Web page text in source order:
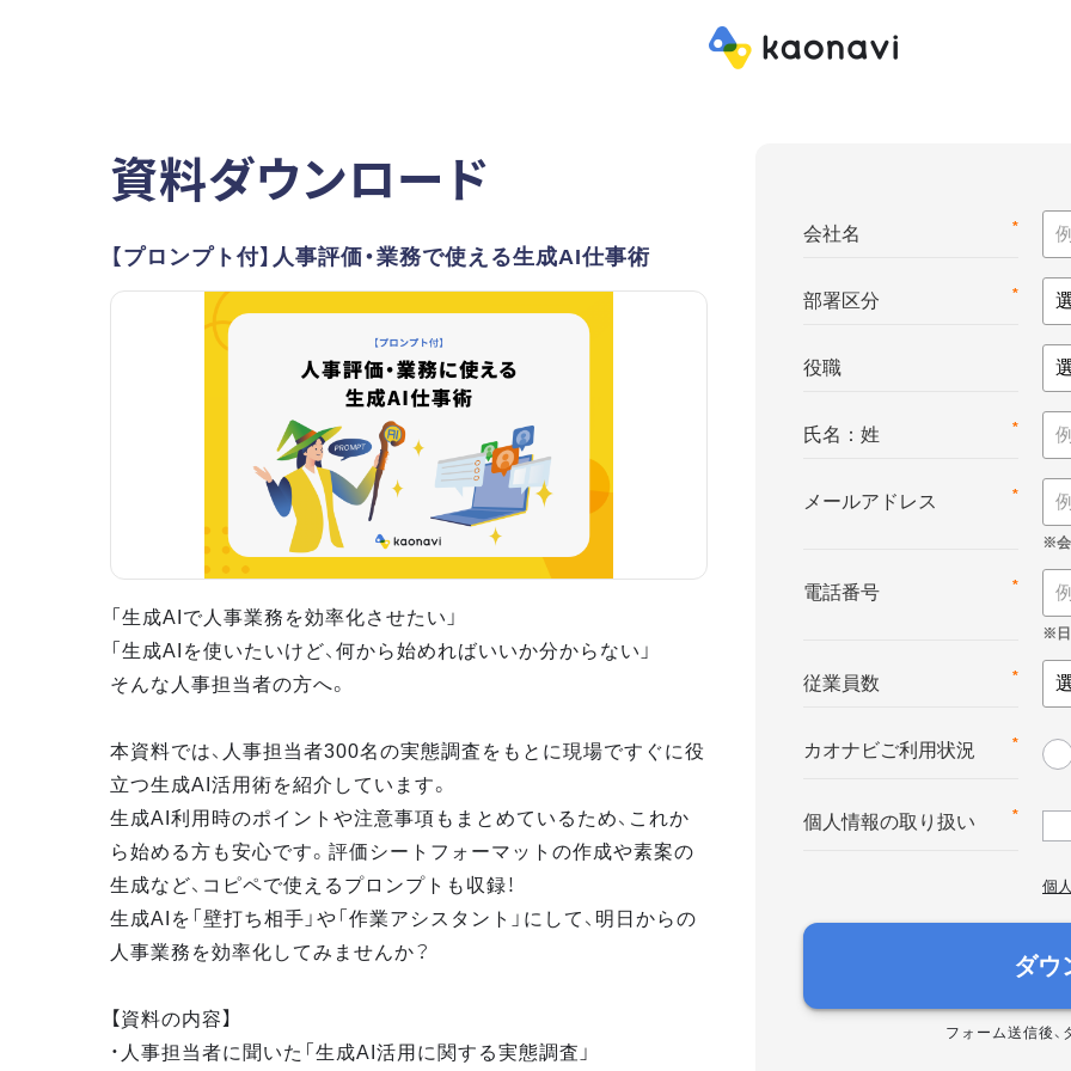
資料ダウンロード
【プロンプト付】人事評価・業務で使える生成AI仕事術
「生成AIで人事業務を効率化させたい」
「生成AIを使いたいけど、何から始めればいいか分からない」
そんな人事担当者の方へ。
本資料では、人事担当者300名の実態調査をもとに現場ですぐに役
立つ生成AI活用術を紹介しています。
生成AI利用時のポイントや注意事項もまとめているため、これか
ら始める方も安心です。評価シートフォーマットの作成や素案の
生成など、コピペで使えるプロンプトも収録！
生成AIを「壁打ち相手」や「作業アシスタント」にして、明日からの
人事業務を効率化してみませんか？
【資料の内容】
・人事担当者に聞いた「生成AI活用に関する実態調査」
*
会社名
*
部署区分
役職
*
氏名：姓
*
メールアドレス
*
電話番号
*
従業員数
*
カオナビご利用状況
*
個人情報の取り扱い
個
ダウ
フォーム送信後